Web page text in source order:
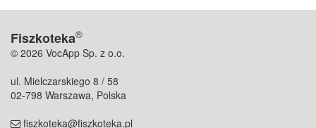
Fiszkoteka®
© 2026 VocApp Sp. z o.o.
ul. Mielczarskiego 8 / 58
02-798 Warszawa, Polska
fiszkoteka@fiszkoteka.pl